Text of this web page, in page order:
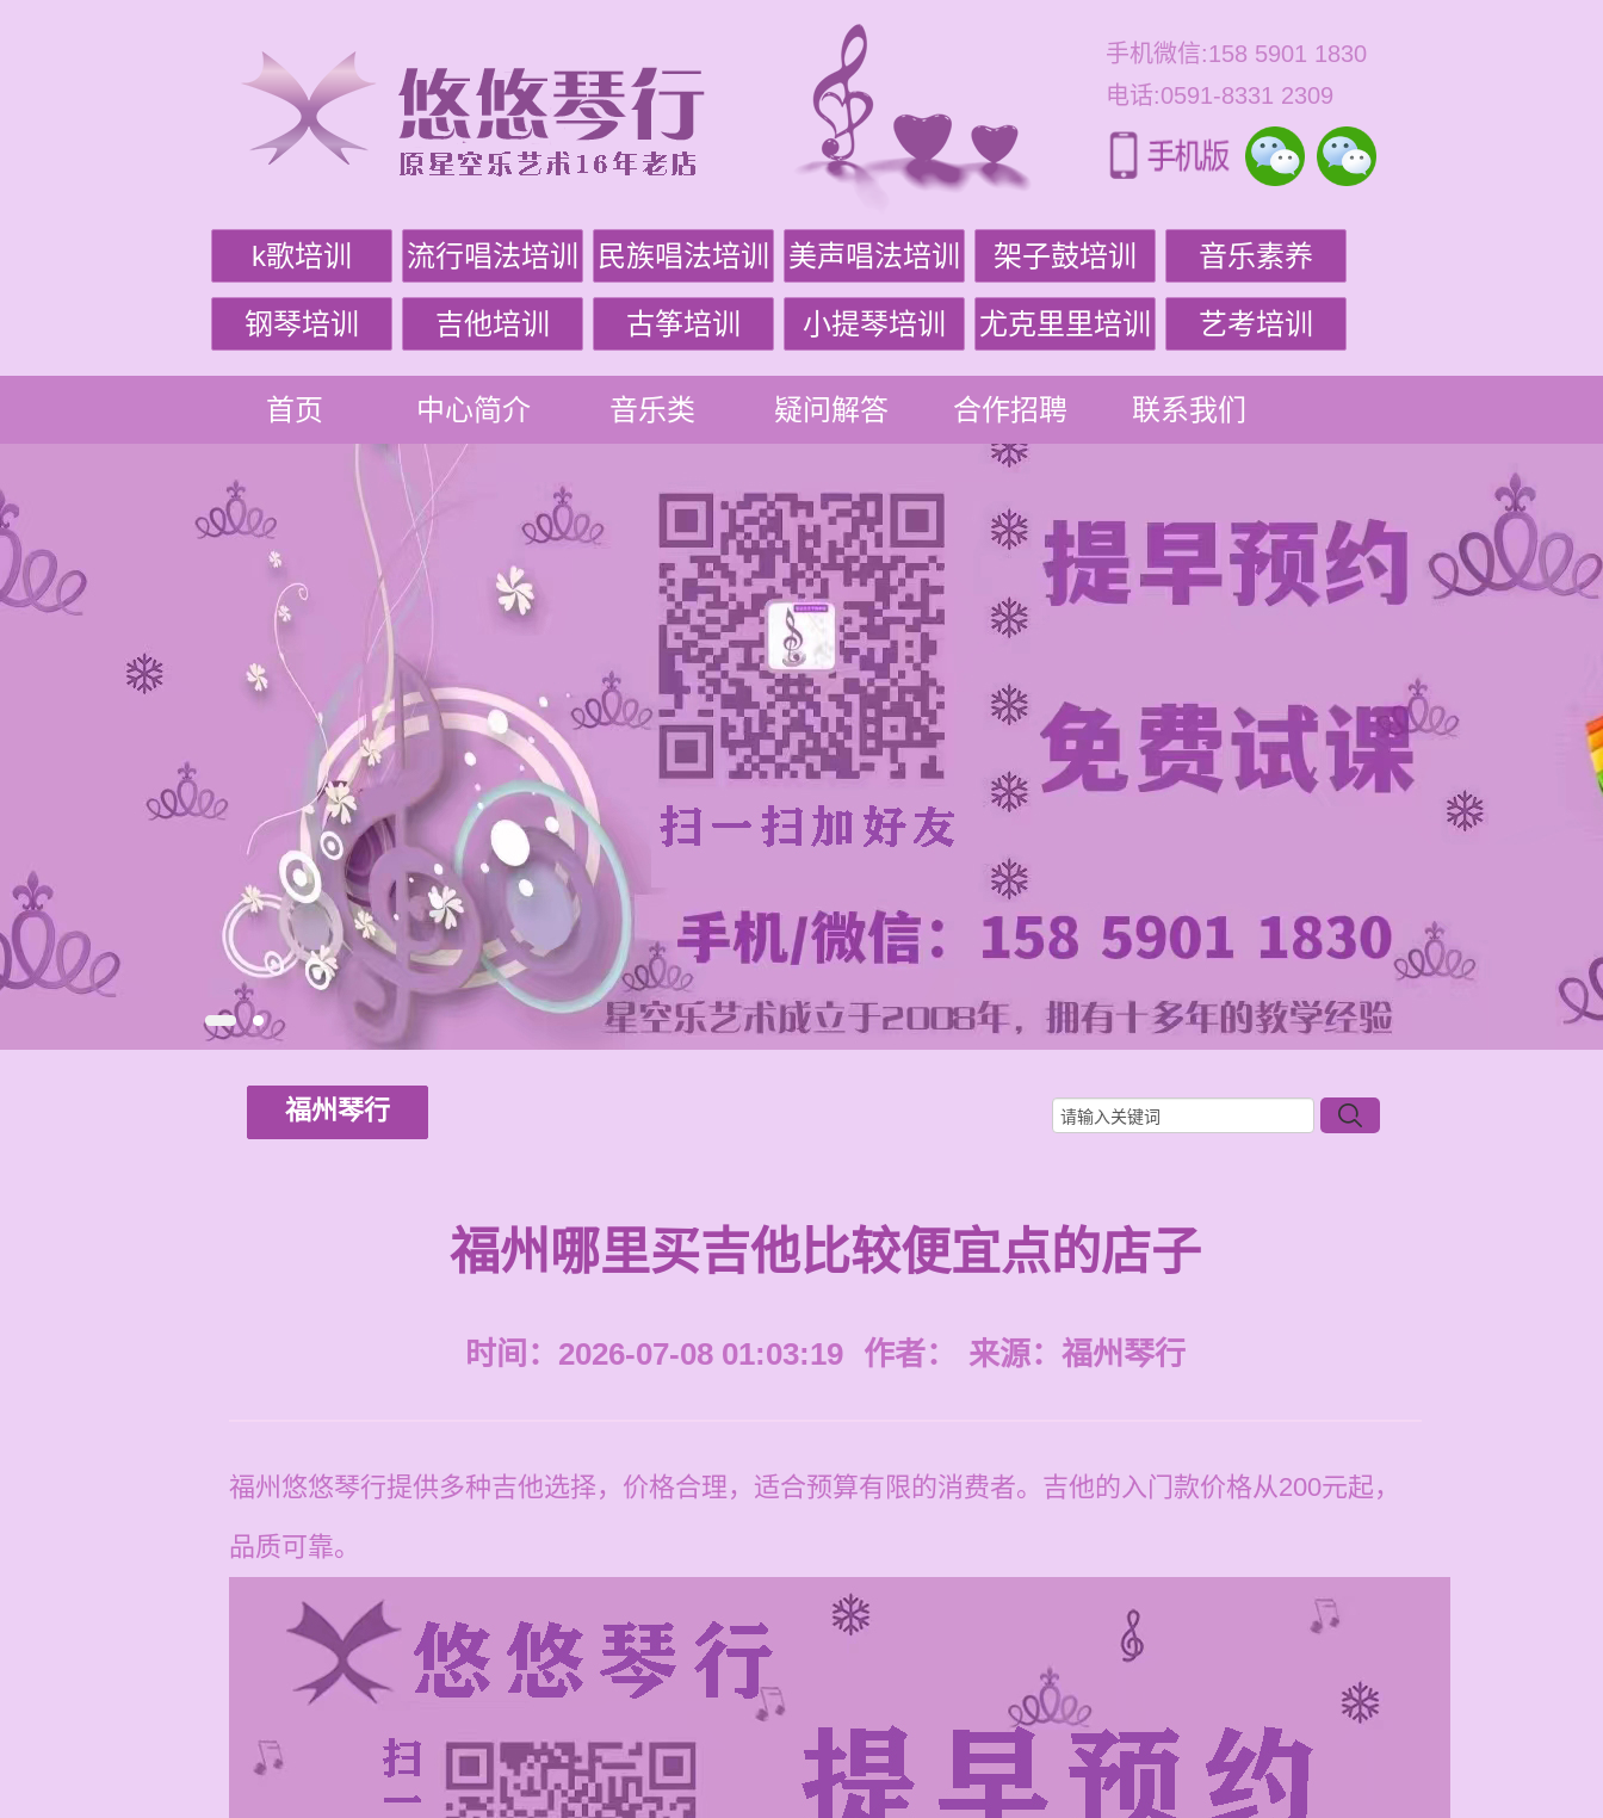
手机微信:158 5901 1830
电话:0591-8331 2309
k歌培训 流行唱法培训 民族唱法培训 美声唱法培训 架子鼓培训 音乐素养
钢琴培训 吉他培训 古筝培训 小提琴培训 尤克里里培训 艺考培训
首页 中心简介 音乐类 疑问解答 合作招聘 联系我们
福州琴行
福州哪里买吉他比较便宜点的店子
时间：2026-07-08 01:03:19 作者： 来源： 福州琴行
福州悠悠琴行提供多种吉他选择，价格合理，适合预算有限的消费者。吉他的入门款价格从200元起，
品质可靠。